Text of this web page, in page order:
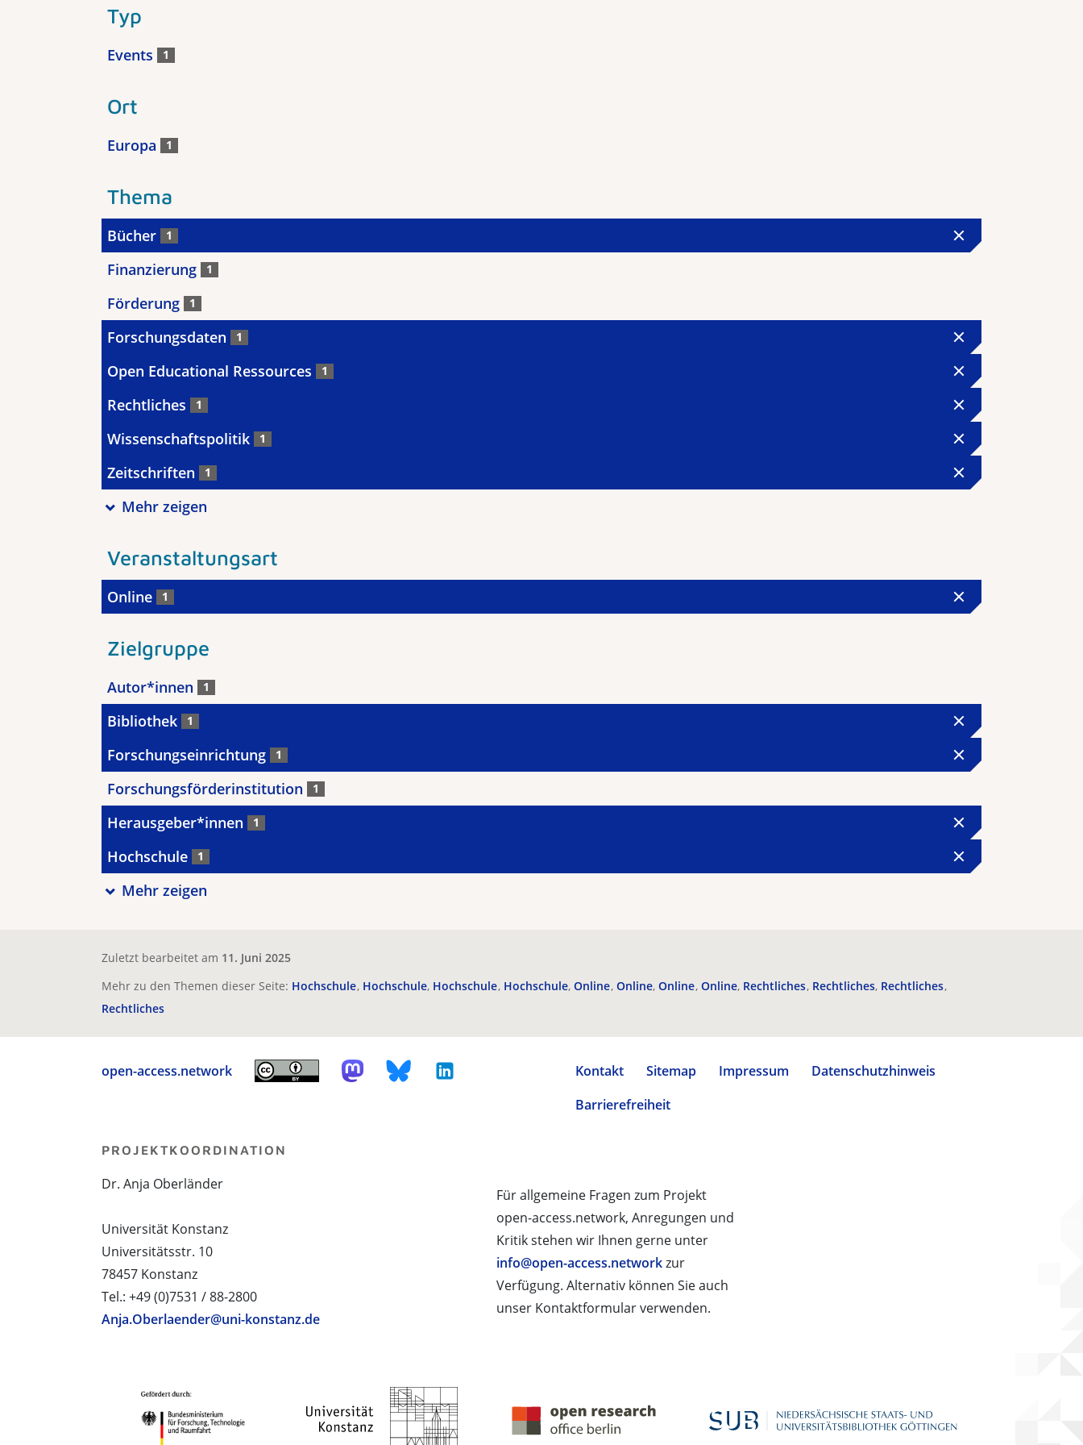
Typ
Events 1
Ort
Europa 1
Thema
Bücher 1
Finanzierung 1
Förderung 1
Forschungsdaten 1
Open Educational Ressources 1
Rechtliches 1
Wissenschaftspolitik 1
Zeitschriften 1
Mehr zeigen
Veranstaltungsart
Online 1
Zielgruppe
Autor*innen 1
Bibliothek 1
Forschungseinrichtung 1
Forschungsförderinstitution 1
Herausgeber*innen 1
Hochschule 1
Mehr zeigen
Zuletzt bearbeitet am 11. Juni 2025
Mehr zu den Themen dieser Seite: Hochschule Hochschule Hochschule Hochschule Online Online Online Online Rechtliches Rechtliches Rechtliches
Rechtliches
open-access.network Kontakt Sitemap Impressum
Datenschutzhinweis
Barrierefreiheit
Für allgemeine Fragen zum Projekt
open-access.network, Anregungen und
Kritik stehen wir Ihnen gerne unter
info@open-access.networkzur
Verfügung. Alternativ können Sie auch
unser Kontaktformular verwenden.
PROJEKTKOORDINATION
Dr. Anja Oberländer
Universität Konstanz
Universitätsstr. 10
78457 Konstanz
Tel.: +49 (0)7531 / 88-2800
Anja.Oberlaender@uni-konstanz.de